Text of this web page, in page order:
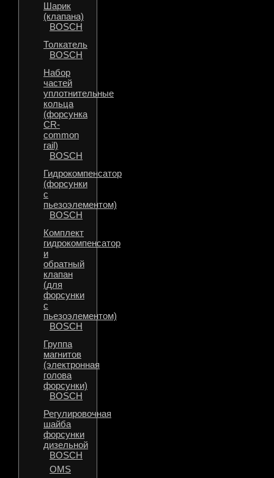
Шарик
(клапана)
BOSCH
Толкатель
BOSCH
Набор
частей
уплотнительные
кольца
(форсунка
CR-
common
rail)
BOSCH
Гидрокомпенсатор
(форсунки
с
пьезоэлементом)
BOSCH
Комплект
гидрокомпенсатор
и
обратный
клапан
(для
форсунки
с
пьезоэлементом)
BOSCH
Группа
магнитов
(электронная
голова
форсунки)
BOSCH
Регулировочная
шайба
форсунки
дизельной
BOSCH
OMS